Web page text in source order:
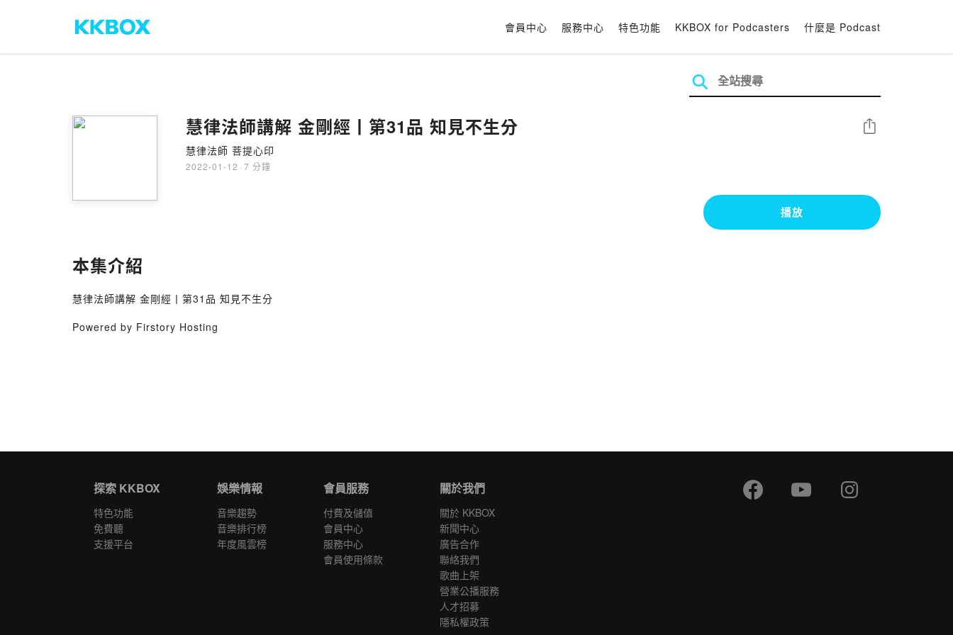
會員中心 服務中心 特色功能 KKBOX for Podcasters 什麼是 Podcast
慧律法師講解 金剛經丨第31品 知見不生分
慧律法師 菩提心印
2022-01-12 · 7 分鐘
分享
播放
本集介紹
慧律法師講解 金剛經丨第31品 知見不生分
Powered by Firstory Hosting
探索 KKBOX
特色功能
免費聽
支援平台
娛樂情報
音樂趨勢
音樂排行榜
年度風雲榜
會員服務
付費及儲值
會員中心
服務中心
會員使用條款
關於我們
關於 KKBOX
新聞中心
廣告合作
聯絡我們
歌曲上架
營業公播服務
人才招募
隱私權政策